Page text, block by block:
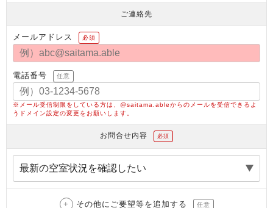
ご連絡先
メールアドレス 必須
電話番号 任意
※メール受信制限をしている方は、@saitama.ableからのメールを受信できるよ
うドメイン設定の変更をお願いします。
お問合せ内容 必須
その他にご要望等を追加する 任意